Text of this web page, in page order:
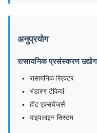
अनुप्रयोग
रासायनिक प्रसंस्करण उद्योग
रासायनिक रिएक्टर
भंडारण टंकियां
हीट एक्सचेंजर्स
पाइपलाइन सिस्टम